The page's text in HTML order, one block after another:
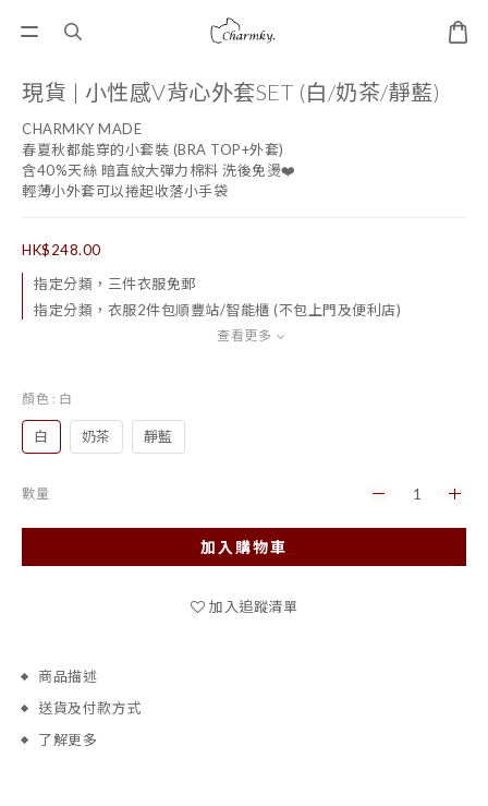
現貨 | 小性感V背心外套SET (白/奶茶/靜藍)
CHARMKY MADE
春夏秋都能穿的小套裝 (BRA TOP+外套)
含40%天絲 暗直紋大彈力棉料 洗後免燙❤️
輕薄小外套可以捲起收落小手袋
HK$248.00
指定分類，三件衣服免郵
指定分類，衣服2件包順豐站/智能櫃 (不包上門及便利店)
查看更多
顏色 : 白
白 奶茶 靜藍
數量
加入購物車
加入追蹤清單
商品描述
送貨及付款方式
了解更多